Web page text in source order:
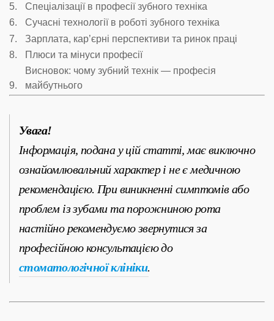
Спеціалізації в професії зубного техніка
Сучасні технології в роботі зубного техніка
Зарплата, кар’єрні перспективи та ринок праці
Плюси та мінуси професії
Висновок: чому зубний технік — професія
майбутнього
Увага!
Інформація, подана у цій статті, має виключно
ознайомлювальний характер і не є медичною
рекомендацією. При виникненні симптомів або
проблем із зубами та порожниною рота
настійно рекомендуємо звернутися за
професійною консультацією до
стоматологічної клініки.